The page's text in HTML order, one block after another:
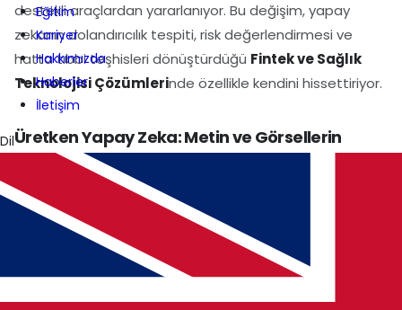
Eğitim
Kariyer
Hakkımızda
Haberler
İletişim
Dil
destekli araçlardan yararlanıyor. Bu değişim, yapay
zekanın dolandırıcılık tespiti, risk değerlendirmesi ve
hatta tıbbi teşhisleri dönüştürdüğü Fintek ve Sağlık
Teknolojisi Çözümlerinde özellikle kendini hissettiriyor.
Üretken Yapay Zeka: Metin ve Görsellerin
Ötesinde
Üretken yapay zeka artık yalnızca metin ve görsel
oluşturmakla sınırlı değil.
Bulut ve siber güvenlik
inovasyonları, güvenli kodlar üreten, siber tehditleri
öngören ve kendi kendine öğrenen güvenlik çerçeveleri
geliştiren yapay zeka modellerini sistemlerine entegre